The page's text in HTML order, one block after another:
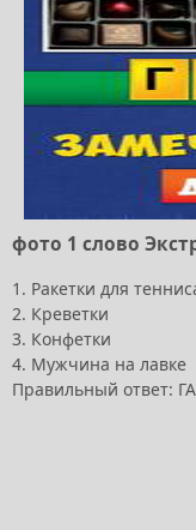
фото 1 слово
1. Ракетки для
2. Креветки
3. Конфетки
4. Мужчина на лавке
Правильный ответ: